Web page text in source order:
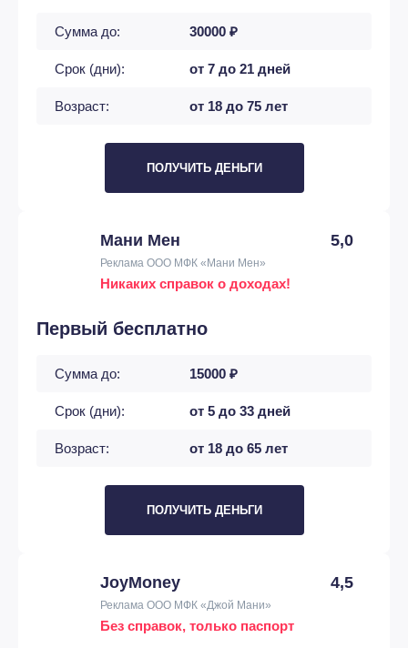
Сумма до: 30000 ₽
Срок (дни): от 7 до 21 дней
Возраст: от 18 до 75 лет
ПОЛУЧИТЬ ДЕНЬГИ
Мани Мен 5,0
Реклама ООО МФК «Мани Мен»
Никаких справок о доходах!
Первый бесплатно
Сумма до: 15000 ₽
Срок (дни): от 5 до 33 дней
Возраст: от 18 до 65 лет
ПОЛУЧИТЬ ДЕНЬГИ
JoyMoney 4,5
Реклама ООО МФК «Джой Мани»
Без справок, только паспорт